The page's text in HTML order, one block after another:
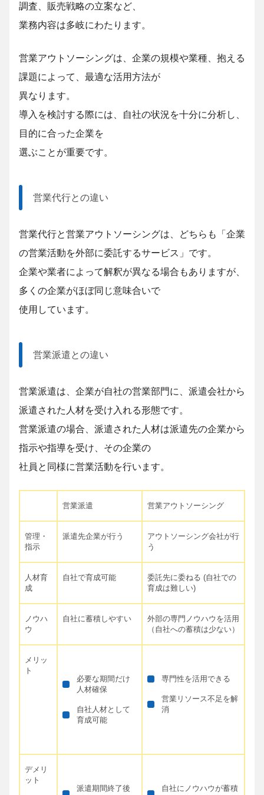
調査、販売戦略の立案など、
業務内容は多岐にわたります。
営業アウトソーシングは、企業の規模や業種、抱える
課題によって、最適な活用方法が
異なります。
導入を検討する際には、自社の状況を十分に分析し、
目的に合った企業を
選ぶことが重要です。
営業代行との違い
営業代行と営業アウトソーシングは、どちらも「企業
の営業活動を外部に委託するサービス」です。
企業や業者によって解釈が異なる場合もありますが、
多くの企業がほぼ同じ意味合いで
使用しています。
営業派遣との違い
営業派遣は、企業が自社の営業部門に、派遣会社から
派遣された人材を受け入れる形態です。
営業派遣の場合、派遣された人材は派遣先の企業から
指示や指導を受け、その企業の
社員と同様に営業活動を行います。
営業派遣 営業アウトソーシング
管理・
指示
派遣先企業が行う
アウトソーシング会社が行
う
人材育
成
自社で育成可能
委託先に委ねる (自社での
育成は難しい)
ノウハ
ウ
自社に蓄積しやすい
外部の専門ノウハウを活用
（自社への蓄積は少ない）
メリッ
ト
必要な期間だけ
人材確保
自社人材として
育成可能
専門性を活用できる
営業リソース不足を解
消
デメリ
ット
派遣期間終了後
自社にノウハウが蓄積